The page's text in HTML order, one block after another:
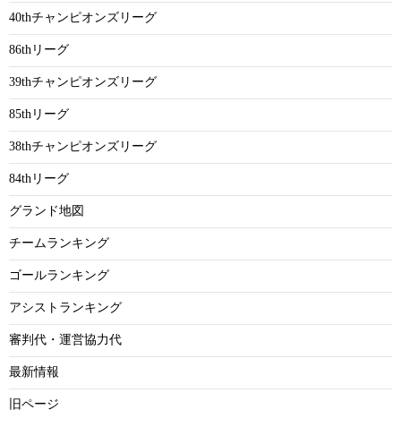
40thチャンピオンズリーグ
86thリーグ
39thチャンピオンズリーグ
85thリーグ
38thチャンピオンズリーグ
84thリーグ
グランド地図
チームランキング
ゴールランキング
アシストランキング
審判代・運営協力代
最新情報
旧ページ